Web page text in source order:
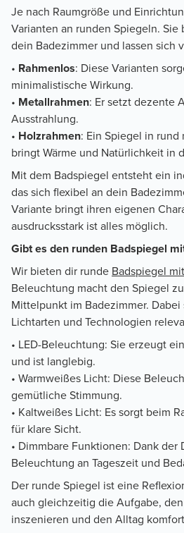
Je nach Raumgröße und
Varianten an runden Spiegeln. Sie
dein Badezimmer und lassen sich
• Rahmenlos: Diese Varianten
minimalistische Wirkung.
• Metallrahmen: Er setzt dezente
Ausstrahlung.
• Holzrahmen: Ein Spiegel in
bringt Wärme und Natürlichkeit in
Mit dem Badspiegel entsteht ein
das sich flexibel an dein
Variante bringt ihren eigenen
ausdrucksstark ist alles möglich.
Gibt es den runden Badspiegel
Wir bieten dir runde Badspiegel
Beleuchtung macht den Spiegel
Mittelpunkt im Badezimmer.
Lichtarten und Technologien
• LED-Beleuchtung: Sie erzeugt
und ist langlebig.
• Warmweißes Licht: Diese
gemütliche Stimmung.
• Kaltweißes Licht: Es sorgt beim
für klare Sicht.
• Dimmbare Funktionen: Dank der
Beleuchtung an Tageszeit und
Der runde Spiegel ist eine
auch gleichzeitig die Aufgabe,
inszenieren und den Alltag